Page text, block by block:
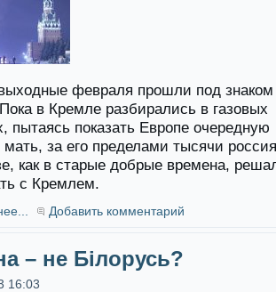
февраля прошли под знаком
в Кремле разбирались в газовых
пытаясь показать Европе очередную
мать, за его пределами тысячи
как в старые добрые времена,
с Кремлем.
Добавить комментарий
– не Білорусь?
16:03